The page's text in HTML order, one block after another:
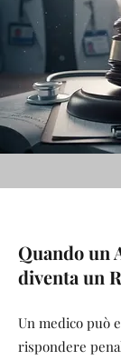
Quando un
diventa un
Un medico può
rispondere